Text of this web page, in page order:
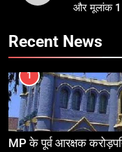
और मूलांक 1
Recent News
1
MP के पूर्व आरक्षक